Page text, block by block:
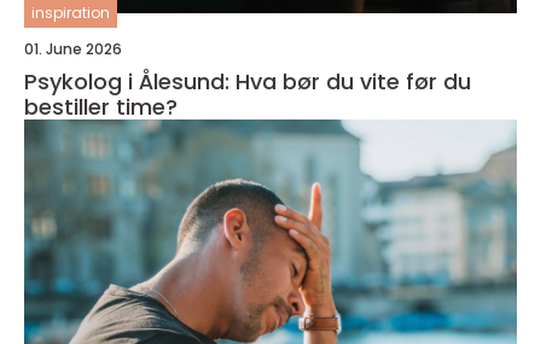
inspiration
01. June 2026
Psykolog i Ålesund: Hva bør du vite før du
bestiller time?